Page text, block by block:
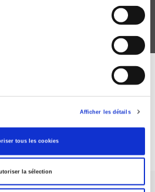
Afficher les détails
tous les cookies
la sélection
VOUS À NOS